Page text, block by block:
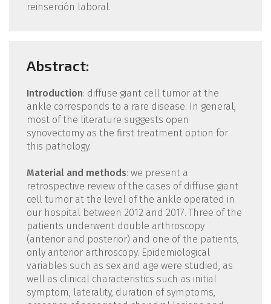
reinserción laboral.
Abstract:
Introduction: diffuse giant cell tumor at the
ankle corresponds to a rare disease. In general,
most of the literature suggests open
synovectomy as the first treatment option for
this pathology.
Material and methods: we present a
retrospective review of the cases of diffuse giant
cell tumor at the level of the ankle operated in
our hospital between 2012 and 2017. Three of the
patients underwent double arthroscopy
(anterior and posterior) and one of the patients,
only anterior arthroscopy. Epidemiological
variables such as sex and age were studied, as
well as clinical characteristics such as initial
symptom, laterality, duration of symptoms,